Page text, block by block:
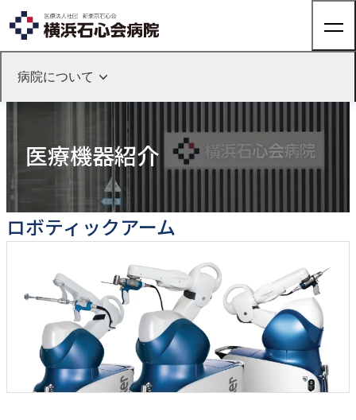
来院される方へ
来院される方へTOP
外来のご案内
入院のご案内
健診・人間ドック
健康診断
外来担当表
交通アクセス
診療科・部門紹介
診療科・部門紹介TOP
関節外科
脊椎脊髄FES （完全内視鏡下手術）センター
股関節外来
肩
内科
糖尿病内科
循環器内科
病院についてTOP
院長ご挨拶
医療機器紹介
SDGsへの取り組み
「人を対象とする医学系研究の倫理指針」に基づ
く情報公開
採用情報
採用情報TOP
医師採用
その他
ホーム 病院について
医療機器紹介
病院について
院長のご挨拶
SDGsへの取り組み
「人を対象とする医学系研究の倫理指針」に基づく情報公開
診療予約
ロボティックアーム